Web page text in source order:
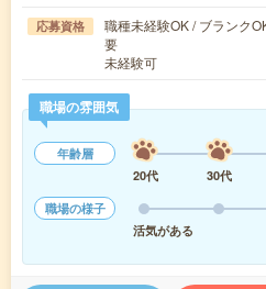
応募資格
職種未経験OK / ブランク
要
未経験可
職場の雰囲気
年齢層
20代
30代
職場の様子
活気がある